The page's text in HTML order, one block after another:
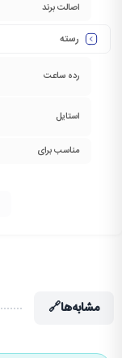
اصالت برند
رسته
رده ساعت
استایل
مناسب برای
مشابه‌ها🔗